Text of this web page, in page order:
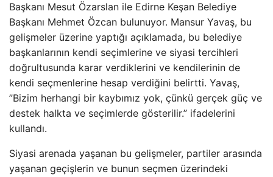
Başkanı Mesut Özarslan ile Edirne Keşan Belediye
Başkanı Mehmet Özcan bulunuyor. Mansur Yavaş, bu
gelişmeler üzerine yaptığı açıklamada, bu belediye
başkanlarının kendi seçimlerine ve siyasi tercihleri
doğrultusunda karar verdiklerini ve kendilerinin de
kendi seçmenlerine hesap verdiğini belirtti. Yavaş,
”Bizim herhangi bir kaybımız yok, çünkü gerçek güç ve
destek halkta ve seçimlerde gösterilir.” ifadelerini
kullandı.
Siyasi arenada yaşanan bu gelişmeler, partiler arasında
yaşanan geçişlerin ve bunun seçmen üzerindeki